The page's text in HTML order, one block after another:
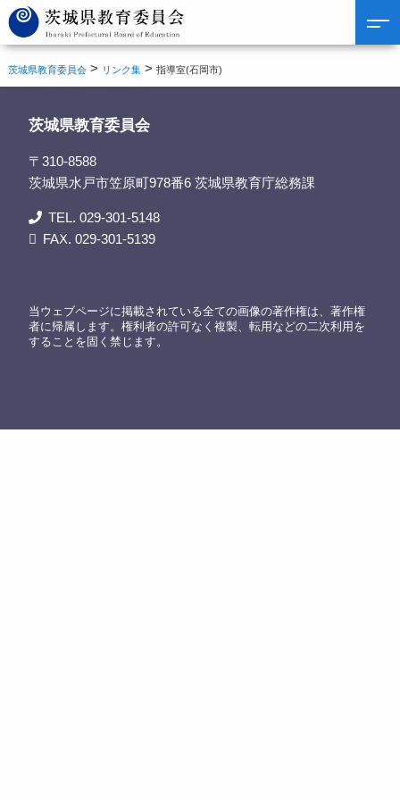
茨城県教育委員会 > リンク集 >指導室(石岡市)
茨城県教育委員会
〒310-8588
茨城県水戸市笠原町978番6 茨城県教育庁総務課
TEL. 029-301-5148
FAX. 029-301-5139
当ウェブページに掲載されている全ての画像の著作権は、著作権
者に帰属します。権利者の許可なく複製、転用などの二次利用を
することを固く禁じます。